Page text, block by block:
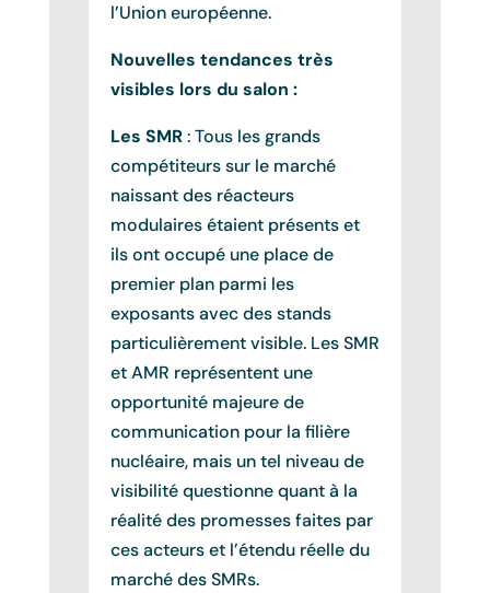
l’Union européenne.
Nouvelles tendances très
visibles lors du salon :
Les SMR: Tous les grands
compétiteurs sur le marché
naissant des réacteurs
modulaires étaient présents et
ils ont occupé une place de
premier plan parmi les
exposants avec des stands
particulièrement visible. Les SMR
et AMR représentent une
opportunité majeure de
communication pour la filière
nucléaire, mais un tel niveau de
visibilité questionne quant à la
réalité des promesses faites par
ces acteurs et l’étendu réelle du
marché des SMRs.